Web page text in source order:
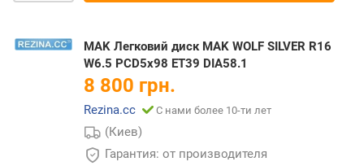
MAK Легковий диск MAK WOLF SILVER R16
W6.5 PCD5x98 ET39 DIA58.1
8 800 грн.
Rezina.cc С нами более 10-ти лет
(Киев)
Гарантия: от производителя